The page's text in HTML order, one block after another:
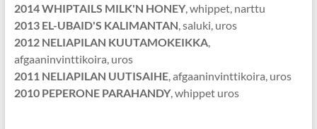
2014 WHIPTAILS MILK'N HONEY, whippet, narttu
2013 EL-UBAID'S KALIMANTAN , saluki, uros
2012 NELIAPILAN KUUTAMOKEIKKA,
afgaaninvinttikoira, uros
2011 NELIAPILAN UUTISAIHE, afgaaninvinttikoira, uros
2010 PEPERONE PARAHANDY, whippet uros